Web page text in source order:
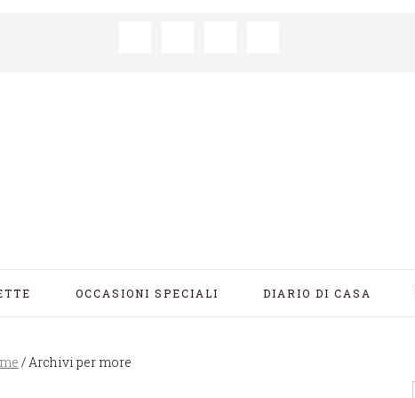
OCCASIONI SPECIALI DIARIO DI CASA
/Archivi per more